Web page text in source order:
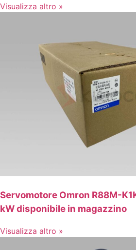
Visualizza altro »
Servomotore Omron R88M-
kW disponibile in magazzino
Visualizza altro »